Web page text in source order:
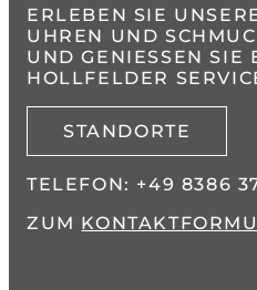
ERLEBEN SIE
UHREN UND
UND GENIESSEN SIE
OLLFELDER
STANDORTE
TELEFON: +49 8386
ZUM